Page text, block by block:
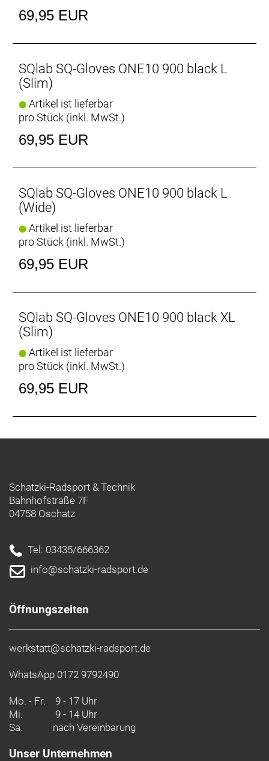
69,95 EUR
SQlab SQ-Gloves ONE10 900 black L
(Slim)
Artikel ist lieferbar
pro Stück (inkl. MwSt.)
69,95 EUR
SQlab SQ-Gloves ONE10 900 black L
(Wide)
Artikel ist lieferbar
pro Stück (inkl. MwSt.)
69,95 EUR
SQlab SQ-Gloves ONE10 900 black XL
(Slim)
Artikel ist lieferbar
pro Stück (inkl. MwSt.)
69,95 EUR
Schatzki-Radsport & Technik
Bahnhofstraße 7F
04758 Oschatz
Tel: 03435/666362
info@schatzki-radsport.de
Öffnungszeiten
werkstatt@schatzki-radsport.de
WhatsApp 0172 9792490
Mo. - Fr. 9 - 17 Uhr
Mi.
9 - 14 Uhr
Sa.
nach Vereinbarung
Unser Unternehmen